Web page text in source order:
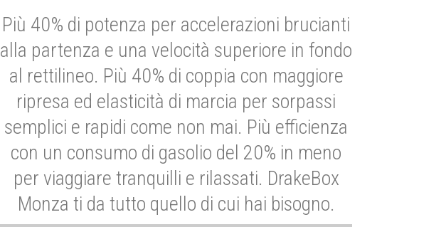
Più 40% di potenza per accelerazioni brucianti
alla partenza e una velocità superiore in fondo
al rettilineo. Più 40% di coppia con maggiore
ripresa ed elasticità di marcia per sorpassi
semplici e rapidi come non mai. Più efficienza
con un consumo di gasolio del 20% in meno
per viaggiare tranquilli e rilassati. DrakeBox
Monza ti da tutto quello di cui hai bisogno.